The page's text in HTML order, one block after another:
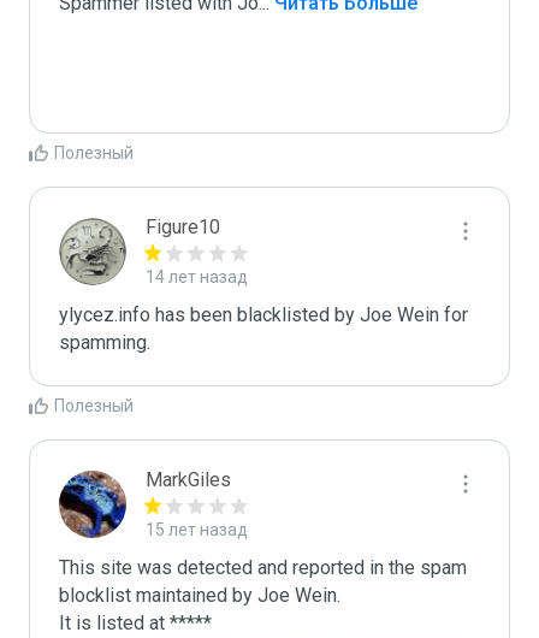
Полезный
Figure10
14 лет назад
ylycez.info has been blacklisted by Joe Wein for
spamming.
Полезный
MarkGiles
15 лет назад
This site was detected and reported in the spam
blocklist maintained by Joe Wein.
It is listed at *****